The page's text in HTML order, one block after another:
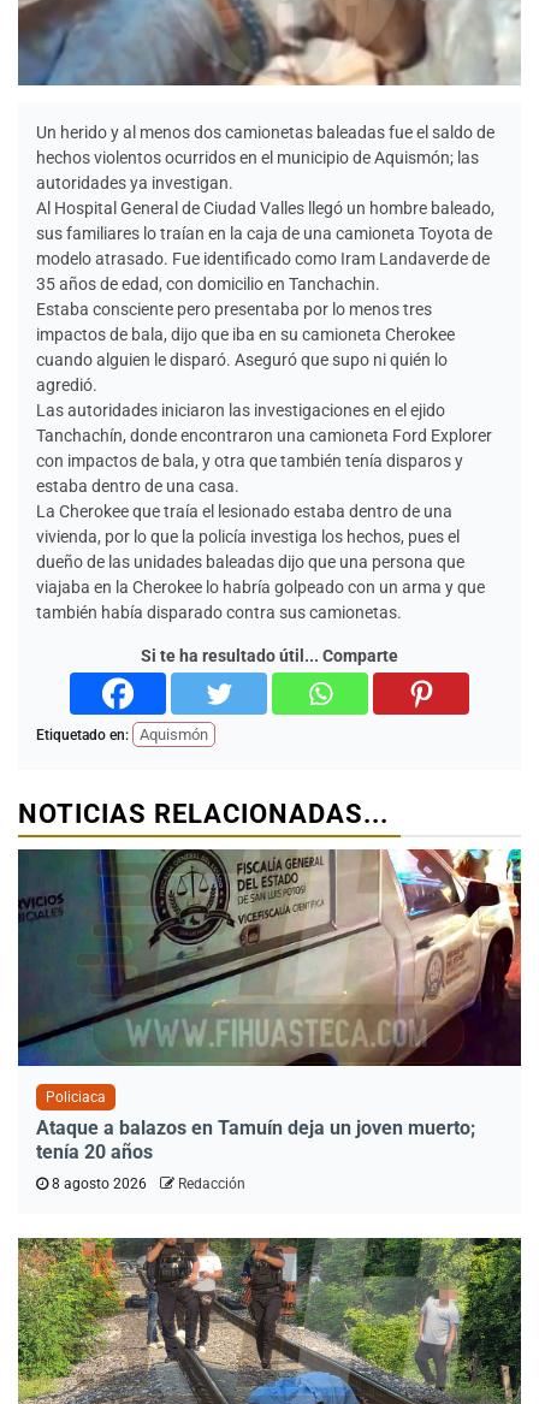
Un herido y al menos dos camionetas baleadas fue el saldo de
hechos violentos ocurridos en el municipio de Aquismón; las
autoridades ya investigan.
Al Hospital General de Ciudad Valles llegó un hombre baleado,
sus familiares lo traían en la caja de una camioneta Toyota de
modelo atrasado. Fue identificado como Iram Landaverde de
35 años de edad, con domicilio en Tanchachin.
Estaba consciente pero presentaba por lo menos tres
impactos de bala, dijo que iba en su camioneta Cherokee
cuando alguien le disparó. Aseguró que supo ni quién lo
agredió.
Las autoridades iniciaron las investigaciones en el ejido
Tanchachín, donde encontraron una camioneta Ford Explorer
con impactos de bala, y otra que también tenía disparos y
estaba dentro de una casa.
La Cherokee que traía el lesionado estaba dentro de una
vivienda, por lo que la policía investiga los hechos, pues el
dueño de las unidades baleadas dijo que una persona que
viajaba en la Cherokee lo habría golpeado con un arma y que
también había disparado contra sus camionetas.
Si te ha resultado útil... Comparte
Etiquetado en: Aquismón
NOTICIAS RELACIONADAS...
Policiaca
Ataque a balazos en Tamuín deja un joven muerto;
tenía 20 años
8 agosto 2026 Redacción